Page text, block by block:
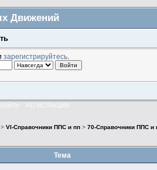
Движений
зарегистрируйтесь.
ВОЙТИ РЕГИСТРАЦИЯ
VI-Справочники ППС и пп> 70-Справочники ППС и
Тема